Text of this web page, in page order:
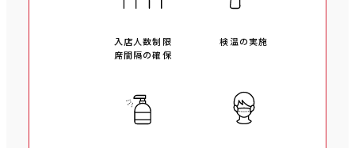
入店人数制限
席間隔の確保
検温の実施